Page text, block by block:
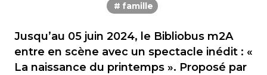
famille
Jusqu’au 05 juin 2024, le Bibliobus m2A
entre en scène avec un spectacle inédit : «
La naissance du printemps ». Proposé par